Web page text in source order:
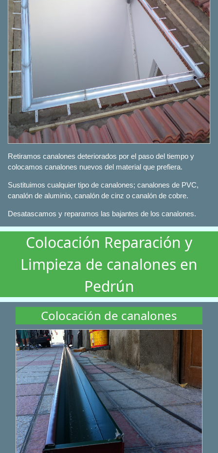
Retiramos canalones deteriorados por el paso del tiempo y
colocamos canalones nuevos del material que prefiera.
Sustituimos cualquier tipo de canalones; canalones de PVC,
canalón de aluminio, canalón de cinz o canalón de cobre.
Desatascamos y reparamos las bajantes de los canalones.
Colocación Reparación y
Limpieza de canalones en
Pedrún
Colocación de canalones